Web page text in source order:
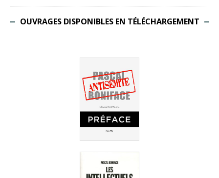
OUVRAGES DISPONIBLES EN TÉLÉCHARGEMENT